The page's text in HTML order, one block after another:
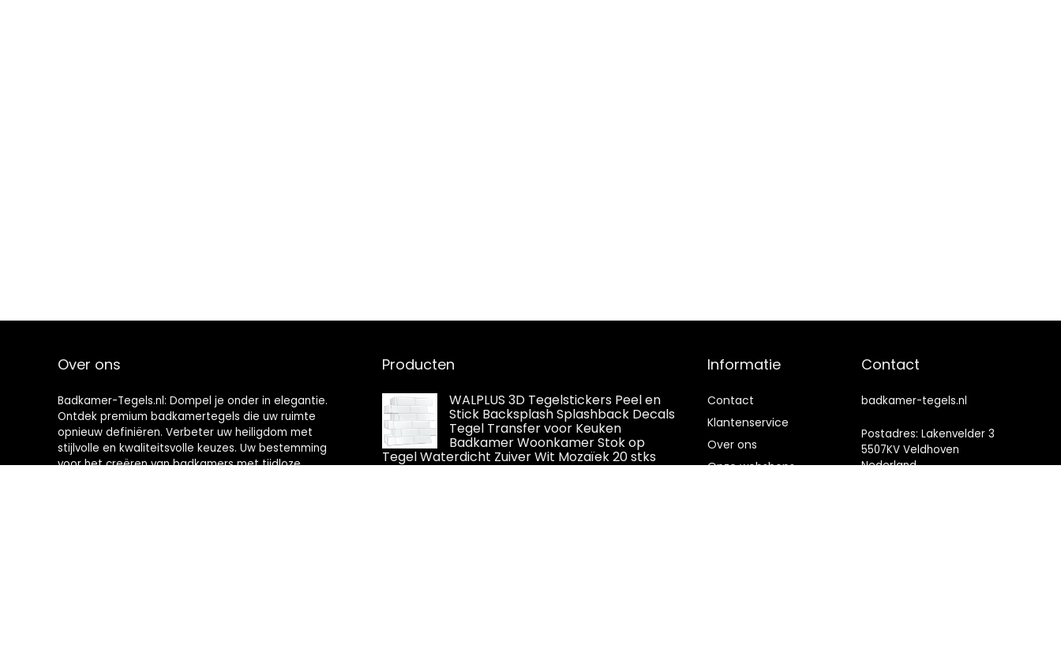
Over ons
Badkamer-Tegels.nl: Dompel je onder in elegantie.
Ontdek premium badkamertegels die uw ruimte
opnieuw definiëren. Verbeter uw heiligdom met
stijlvolle en kwaliteitsvolle keuzes. Uw bestemming
voor het creëren van badkamers met tijdloze
Producten
WALPLUS 3D Tegelstickers Peel en
Stick Backsplash Splashback Decals
Tegel Transfer voor Keuken
Badkamer Woonkamer Stok op
Tegel Waterdicht Zuiver Wit Mozaïek 20 stks
15,4 x 30,5 cm
Informatie
Contact
Klantenservice
Over ons
Onze webshops
Contact
badkamer-tegels.nl
Postadres: Lakenvelder 3
5507KV Veldhoven
Nederland